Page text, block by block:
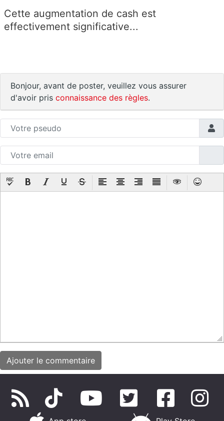
Cette augmentation de cash est
effectivement significative...
Bonjour, avant de poster, veuillez vous assurer
d'avoir pris connaissance des règles.